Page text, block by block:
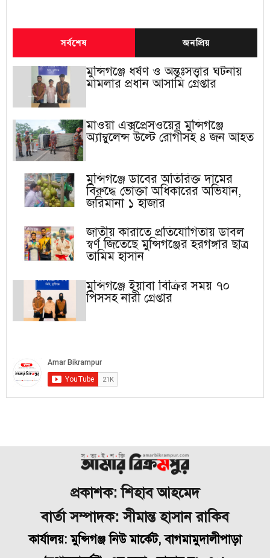
সর্বশেষ জনপ্রিয়
মুন্সিগঞ্জে ধর্ষণ ও অন্তঃসত্ত্বার ঘটনায়
মামলার প্রধান আসামি গ্রেপ্তার
মাওয়া এক্সপ্রেসওয়ের মুন্সিগঞ্জে
অ্যাম্বুলেন্স উল্টে রোগীসহ ৪ জন আহত
মুন্সিগঞ্জে ডাবের অতিরিক্ত দামের
বিরুদ্ধে ভোক্তা অধিকারের অভিযান,
জরিমানা ১ হাজার
জাতীয় কারাতে প্রতিযোগিতায় ডাবল
স্বর্ণ জিতেছে মুন্সিগঞ্জের হরগঙ্গার ছাত্র
তামিম হাসান
মুন্সিগঞ্জে ইয়াবা বিক্রির সময় ৭০
পিসসহ নারী গ্রেপ্তার
প্রকাশক: শিহাব আহমেদ
বার্তা সম্পাদক: সীমান্ত হাসান রাকিব
কার্যালয়: মুন্সিগঞ্জ নিউ মার্কেট, বাগমামুদালীপাড়া